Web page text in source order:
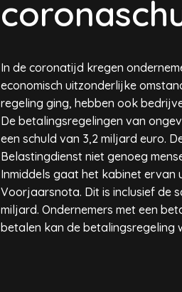
In de coronatijd kregen
economisch uitzonderlijke
regeling ging, hebben ook
De betalingsregelingen van
een schuld van 3,2 miljard euro.
Belastingdienst niet genoeg
Inmiddels gaat het kabinet ervan
Voorjaarsnota. Dit is inclusief de
miljard. Ondernemers met een
betalen kan de betalingsregeling